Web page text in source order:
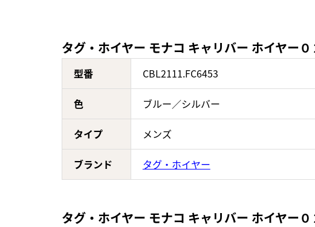
タグ・ホイヤー モナコ キャリバー ホイヤー
型番 CBL2111.FC6453
色 ブルー／シルバー
タイプ メンズ
ブランド タグ・ホイヤー
タグ・ホイヤー モナコ キャリバー ホイヤー